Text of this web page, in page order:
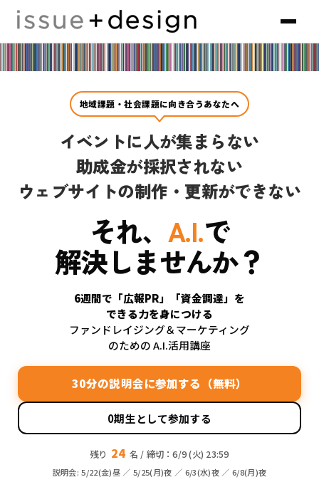
地域課題・社会課題に向き合うあなたへ
イベントに人が集まらない
助成金が採択されない
ウェブサイトの制作・更新ができない
それ、 A.I.で
解決しませんか？
6週間で「広報PR」「資金調達」を
できる力を身につける
ファンドレイジング＆マーケティング
のための A.I.活用講座
30分の説明会に参加する（無料）
0期生として参加する
残り 24 名 / 締切：6/9 (火) 23:59
説明会: 5/22(金)昼 ／ 5/25(月)夜 ／ 6/3(水)夜 ／ 6/8(月)夜